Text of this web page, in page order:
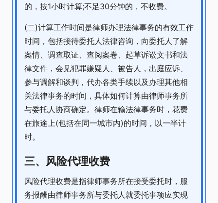
的，按1小时计算;不足30分钟的，不收费。
(二)计算工作时间是律师办理法律事务的有效工作
时间，包括接待委托人法律咨询，向委托人了解
案情、调查取证、查阅案卷、起草诉讼文书和法
律文件，会见犯罪嫌疑人、被告人，出庭应诉、
参与调解和谈判，代办各类手续以及办理其他相
关法律事务的时间，具体如何计算由律师事务所
与委托人协商确定。律师在输法律事务时，花费
在旅途上(包括在同一城市内)的时间，以一半计
时。
三、风险代理收费
风险代理收费是指律师事务所在接受委托时，服
务报酬由律师事务所与委托人就委托事项应实现